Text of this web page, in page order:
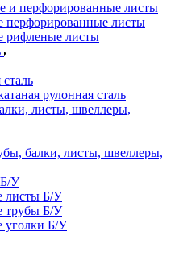
и перфорированные листы
перфорированные листы
рифленые листы
рулонная сталь
листы, швеллеры,
балки, листы, швеллеры,
Б/У
листы Б/У
трубы Б/У
уголки Б/У